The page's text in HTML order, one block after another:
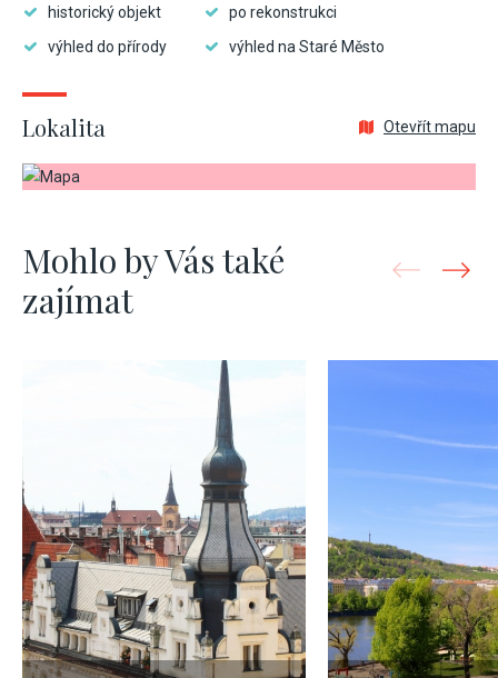
historický objekt
po rekonstrukci
výhled do přírody
výhled na Staré Město
Lokalita Otevřít mapu
Mohlo by Vás také
zajímat